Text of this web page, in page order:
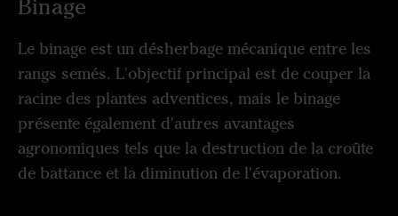
Binage
Le binage est un désherbage mécanique entre les
rangs semés. L'objectif principal est de couper la
racine des plantes adventices, mais le binage
présente également d'autres avantages
agronomiques tels que la destruction de la croûte
de battance et la diminution de l'évaporation.